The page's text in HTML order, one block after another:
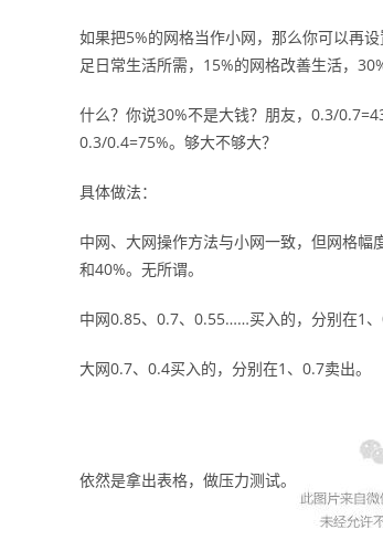
如果把5%的网格当作小网，那么你可以再
足日常生活所需，15%的网格改善生活，
什么？你说30%不是大钱？朋友，0.3/
0.3/0.4=75%。够大不够大？
具体做法：
中网、大网操作方法与小网一致，但网格
和40%。无所谓。
中网0.85、0.7、0.55……买入的，分别在1、
大网0.7、0.4买入的，分别在1、0.7卖出。
依然是拿出表格，做压力测试。